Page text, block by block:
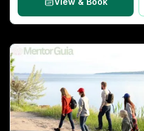
fomenta el